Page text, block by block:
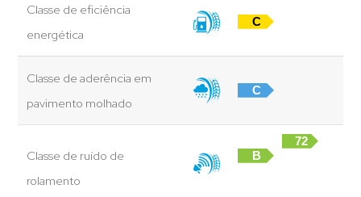
Classe de eficiência
energética
C
Classe de aderência em
pavimento molhado
C
Classe de ruído de
rolamento
B
72